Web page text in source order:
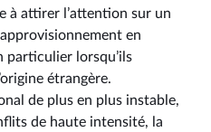
à attirer l’attention sur un
en
particulier lorsqu’ils
étrangère.
de plus en plus instable,
de haute intensité, la